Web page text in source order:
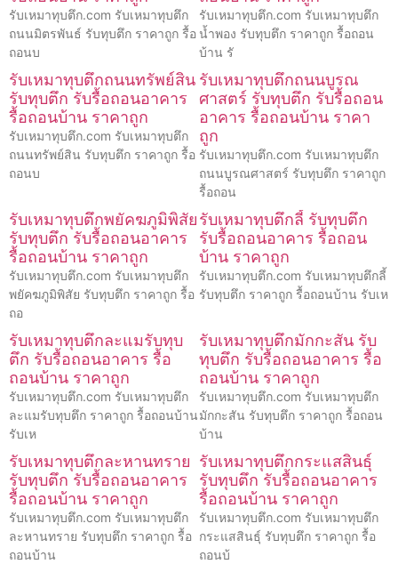
รับเหมาทุบตึก.com รับเหมาทุบตึก
ถนนมิตรพันธ์ รับทุบตึก ราคาถูก รื้อ
ถอนบ
รับเหมาทุบตึก.com รับเหมาทุบตึก
น้ำพอง รับทุบตึก ราคาถูก รื้อถอน
บ้าน รั
รับเหมาทุบตึกถนนทรัพย์สิน
รับทุบตึก รับรื้อถอนอาคาร
รื้อถอนบ้าน ราคาถูก
รับเหมาทุบตึก.com รับเหมาทุบตึก
ถนนทรัพย์สิน รับทุบตึก ราคาถูก รื้อ
ถอนบ
รับเหมาทุบตึกถนนบูรณ
ศาสตร์ รับทุบตึก รับรื้อถอน
อาคาร รื้อถอนบ้าน ราคา
ถูก
รับเหมาทุบตึก.com รับเหมาทุบตึก
ถนนบูรณศาสตร์ รับทุบตึก ราคาถูก
รื้อถอน
รับเหมาทุบตึกพยัคฆภูมิพิสัย
รับทุบตึก รับรื้อถอนอาคาร
รื้อถอนบ้าน ราคาถูก
รับเหมาทุบตึก.com รับเหมาทุบตึก
พยัคฆภูมิพิสัย รับทุบตึก ราคาถูก รื้อ
ถอ
รับเหมาทุบตึกลี้ รับทุบตึก
รับรื้อถอนอาคาร รื้อถอน
บ้าน ราคาถูก
รับเหมาทุบตึก.com รับเหมาทุบตึกลี้
รับทุบตึก ราคาถูก รื้อถอนบ้าน รับเห
รับเหมาทุบตึกละแมรับทุบ
ตึก รับรื้อถอนอาคาร รื้อ
ถอนบ้าน ราคาถูก
รับเหมาทุบตึก.com รับเหมาทุบตึก
ละแมรับทุบตึก ราคาถูก รื้อถอนบ้าน
รับเห
รับเหมาทุบตึกมักกะสัน รับ
ทุบตึก รับรื้อถอนอาคาร รื้อ
ถอนบ้าน ราคาถูก
รับเหมาทุบตึก.com รับเหมาทุบตึก
มักกะสัน รับทุบตึก ราคาถูก รื้อถอน
บ้าน
รับเหมาทุบตึกละหานทราย
รับทุบตึก รับรื้อถอนอาคาร
รื้อถอนบ้าน ราคาถูก
รับเหมาทุบตึก.com รับเหมาทุบตึก
ละหานทราย รับทุบตึก ราคาถูก รื้อ
ถอนบ้าน
รับเหมาทุบตึกกระแสสินธุ์
รับทุบตึก รับรื้อถอนอาคาร
รื้อถอนบ้าน ราคาถูก
รับเหมาทุบตึก.com รับเหมาทุบตึก
กระแสสินธุ์ รับทุบตึก ราคาถูก รื้อ
ถอนบ้